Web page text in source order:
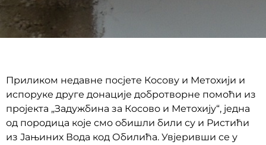
Приликом недавне посјете Косову и Метохији и
испоруке друге донације добротворне помоћи из
пројекта „Задужбина за Косово и Метохију“, једна
од породица које смо обишли били су и Ристићи
из Јањиних Вода код Обилића. Увјеривши се у